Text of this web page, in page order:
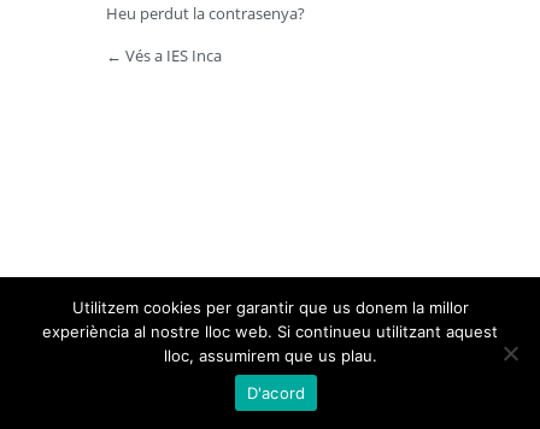
Heu perdut la contrasenya?
← Vés a IES Inca
Utilitzem cookies per garantir que us donem la millor
experiència al nostre lloc web. Si continueu utilitzant aquest
lloc, assumirem que us plau.
D'acord